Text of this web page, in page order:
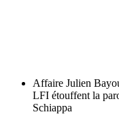
Affaire Julien
LFI étouffent la
Schiappa